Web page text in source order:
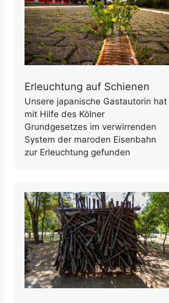
Erleuchtung auf Schienen
Unsere japanische Gastautorin hat
mit Hilfe des Kölner
Grundgesetzes im verwirrenden
System der maroden Eisenbahn
zur Erleuchtung gefunden